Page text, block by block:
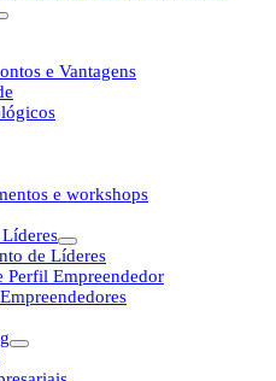
e Vantagens
e workshops
de Líderes
Perfil Empreendedor